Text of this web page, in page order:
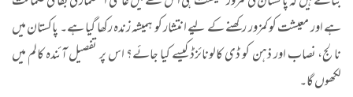
ہے اور معیشت کو کمزور رکھنے کے لیے انتشار کو ہمیشہ زندہ رکھا گیا ہے۔ پاکستان میں
نالج، نصاب اور ذہن کو ڈی کالونائزڈ کیسے کیا جائے؟ اس پر تفصیل آئندہ کالم میں
لکھوں گا۔